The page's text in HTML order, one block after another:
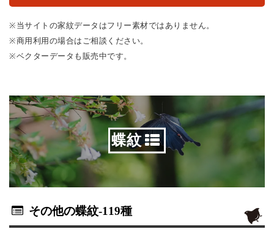
※当サイトの家紋データはフリー素材ではありません。
※商用利用の場合はご相談ください。
※ベクターデータも販売中です。
蝶紋
その他の蝶紋-119種